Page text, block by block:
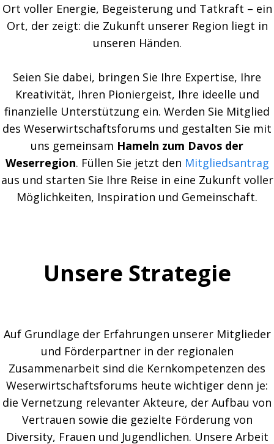
Ort voller Energie, Begeisterung und Tatkraft – ein
Ort, der zeigt: die Zukunft unserer Region liegt in
unseren Händen.
Seien Sie dabei, bringen Sie Ihre Expertise, Ihre
Kreativität, Ihren Pioniergeist, Ihre ideelle und
finanzielle Unterstützung ein. Werden Sie Mitglied
des Weserwirtschaftsforums und gestalten Sie mit
uns gemeinsam Hameln zum Davos der
Weserregion. Füllen Sie jetzt den Mitgliedsantrag
aus und starten Sie Ihre Reise in eine Zukunft voller
Möglichkeiten, Inspiration und Gemeinschaft.
Unsere Strategie
Auf Grundlage der Erfahrungen unserer Mitglieder
und Förderpartner in der regionalen
Zusammenarbeit sind die Kernkompetenzen des
Weserwirtschaftsforums heute wichtiger denn je:
die Vernetzung relevanter Akteure, der Aufbau von
Vertrauen sowie die gezielte Förderung von
Diversity, Frauen und Jugendlichen. Unsere Arbeit